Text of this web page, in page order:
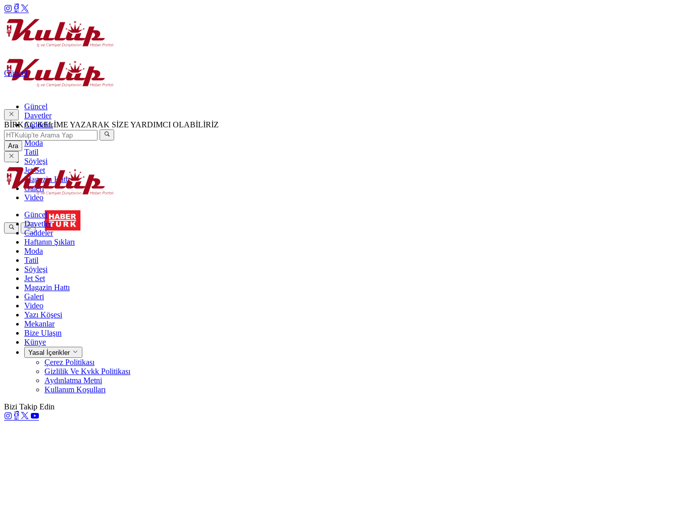
Güncel
Davetler
Caddeler
Haftanın Şıkları
Moda
Tatil
Söyleşi
Jet Set
Magazin Hattı
Galeri
Video
Güncel
BİRKAÇ KELİME YAZARAK SİZE YARDIMCI OLABİLİRİZ
Ara
Güncel
Davetler
Caddeler
Haftanın Şıkları
Moda
Tatil
Söyleşi
Jet Set
Magazin Hattı
Galeri
Video
Yazı Köşesi
Mekanlar
Bize Ulaşın
Künye
Yasal İçerikler
Çerez Politikası
Gizlilik Ve Kvkk Politikası
Aydınlatma Metni
Kullanım Koşulları
Bizi Takip Edin